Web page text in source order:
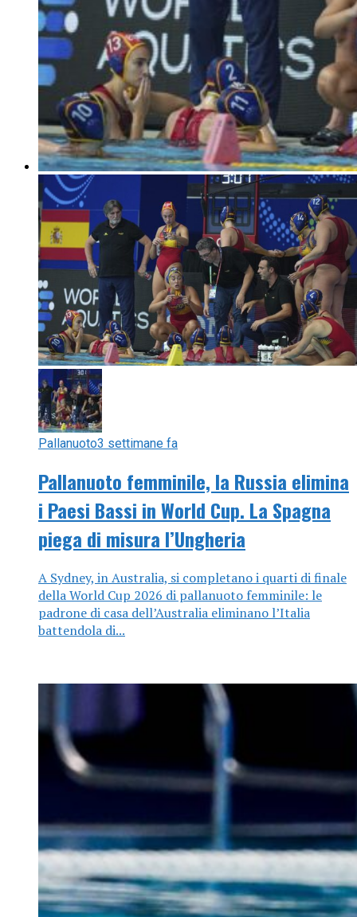
Pallanuoto3 settimane fa
Pallanuoto femminile, la Russia elimina
i Paesi Bassi in World Cup. La Spagna
piega di misura l’Ungheria
A Sydney, in Australia, si completano i quarti di finale
della World Cup 2026 di pallanuoto femminile: le
padrone di casa dell’Australia eliminano l’Italia
battendola di...